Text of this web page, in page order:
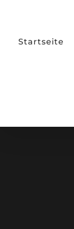
Startseite